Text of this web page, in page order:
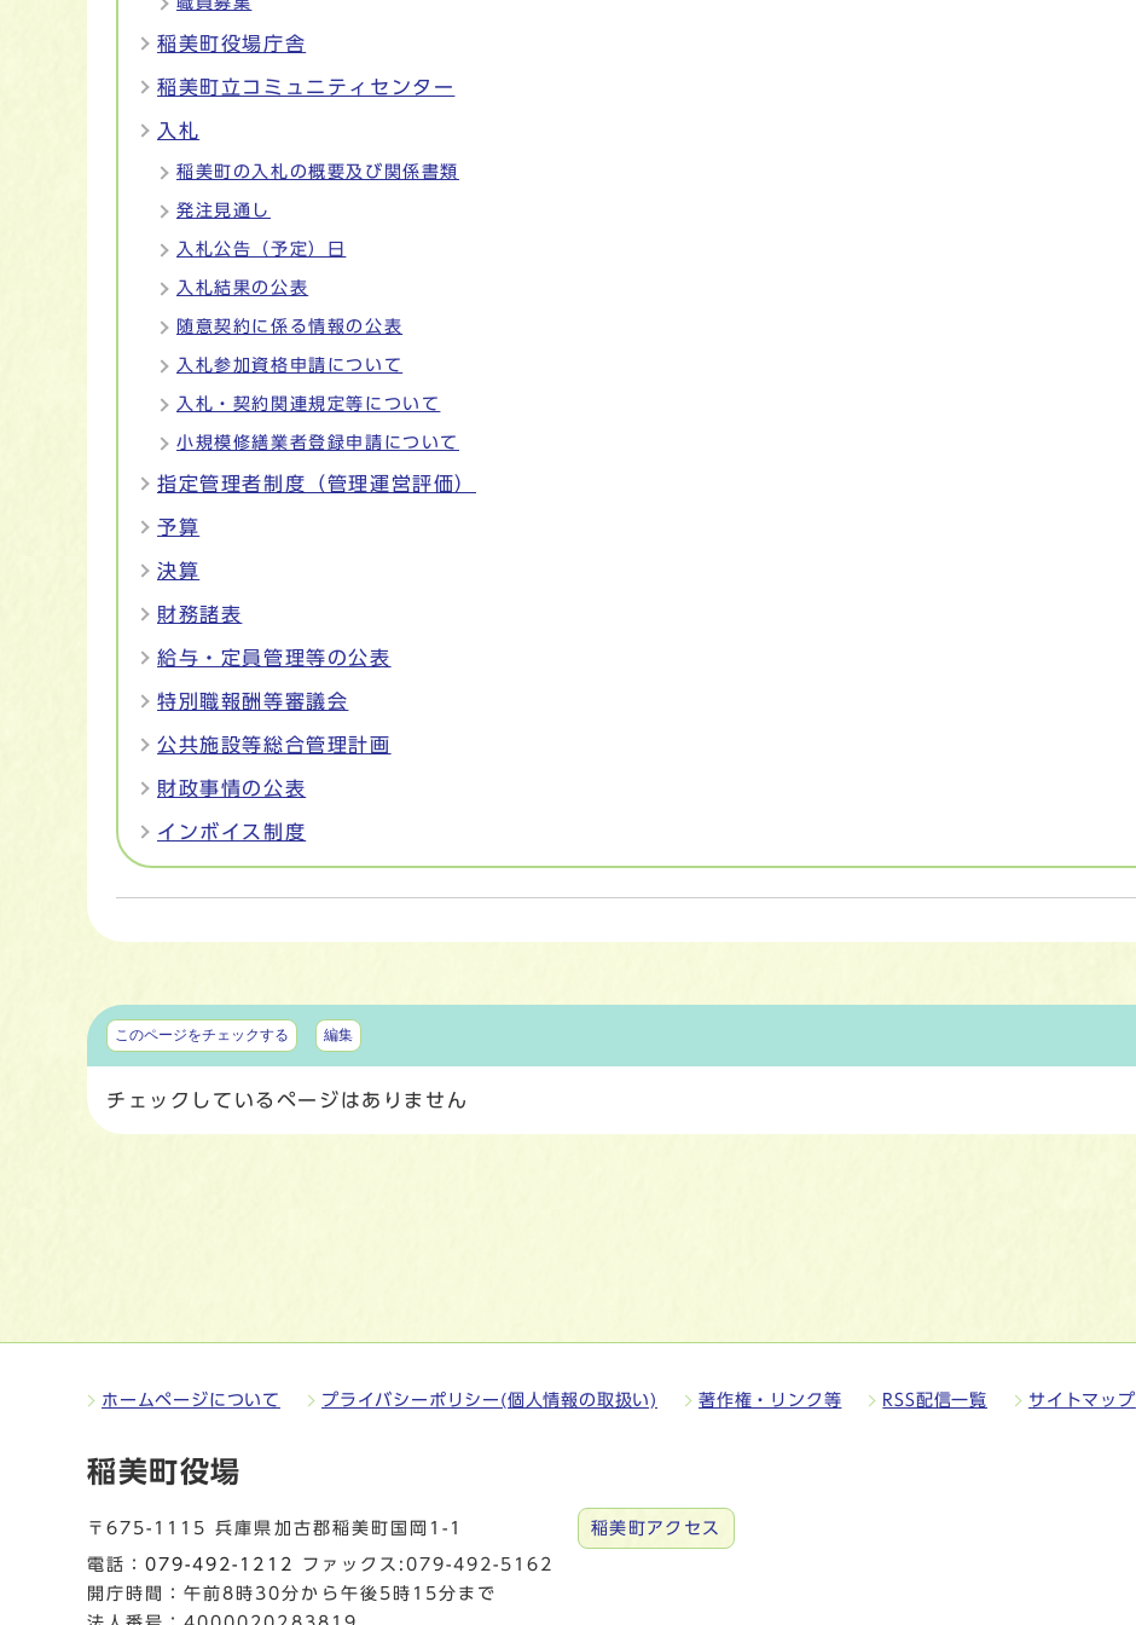
稲美町役場庁舎
稲美町立コミュニティセンター
入札
稲美町の入札の概要及び関係書類
発注見通し
入札公告（予定）日
入札結果の公表
随意契約に係る情報の公表
入札参加資格申請について
入札・契約関連規定等について
小規模修繕業者登録申請について
指定管理者制度（管理運営評価）
予算
決算
財務諸表
給与・定員管理等の公表
特別職報酬等審議会
公共施設等総合管理計画
財政事情の公表
インボイス制度
マイページ
このページをチェックする 編集
チェックしているページはありません
ホームページについて プライバシーポリシー(個人情報の取扱い) 著作権・リンク等 RSS配信一覧 サイトマップ
稲美町役場
〒675-1115 兵庫県加古郡稲美町国岡1-1 稲美町アクセス
電話：079-492-1212
ファックス:079-492-5162
開庁時間：午前8時30分から午後5時15分まで